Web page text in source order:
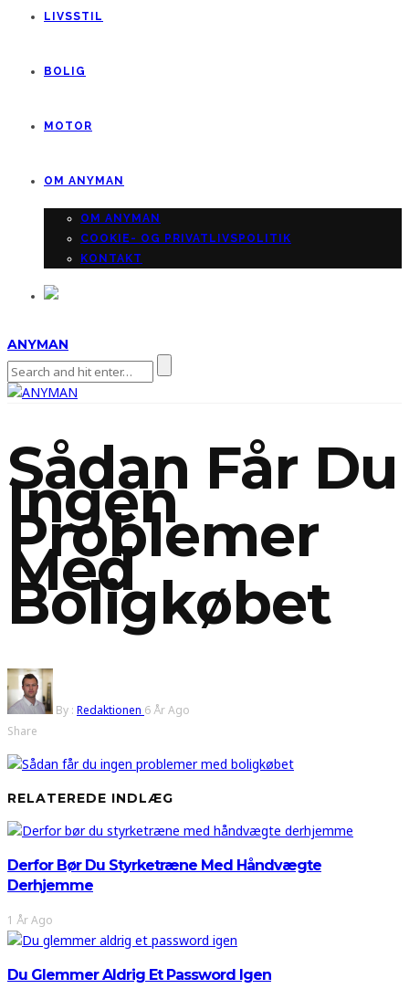
LIVSSTIL
BOLIG
MOTOR
OM ANYMAN
OM ANYMAN
COOKIE- OG PRIVATLIVSPOLITIK
KONTAKT
ANYMAN
Sådan Får Du
Ingen
Problemer
Med
Boligkøbet
By : Redaktionen 6 År Ago
Share
RELATEREDE INDLÆG
Derfor Bør Du Styrketræne Med Håndvægte
Derhjemme
1 År Ago
Du Glemmer Aldrig Et Password Igen